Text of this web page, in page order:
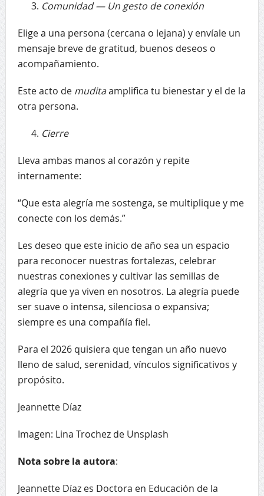
Comunidad — Un gesto de conexión
Elige a una persona (cercana o lejana) y envíale un
mensaje breve de gratitud, buenos deseos o
acompañamiento.
Este acto de muditaamplifica tu bienestar y el de la
otra persona.
Cierre
Lleva ambas manos al corazón y repite
internamente:
“Que esta alegría me sostenga, se multiplique y me
conecte con los demás.”
Les deseo que este inicio de año sea un espacio
para reconocer nuestras fortalezas, celebrar
nuestras conexiones y cultivar las semillas de
alegría que ya viven en nosotros. La alegría puede
ser suave o intensa, silenciosa o expansiva;
siempre es una compañía fiel.
Para el 2026 quisiera que tengan un año nuevo
lleno de salud, serenidad, vínculos significativos y
propósito.
Jeannette Díaz
Imagen: Lina Trochez de Unsplash
Nota sobre la autora:
Jeannette Díaz es Doctora en Educación de la